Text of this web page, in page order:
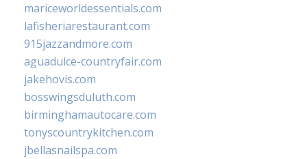
mariceworldessentials.com
lafisheriarestaurant.com
915jazzandmore.com
aguadulce-countryfair.com
jakehovis.com
bosswingsduluth.com
birminghamautocare.com
tonyscountrykitchen.com
jbellasnailspa.com